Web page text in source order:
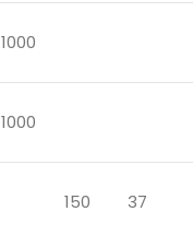
1000
1000
150 37